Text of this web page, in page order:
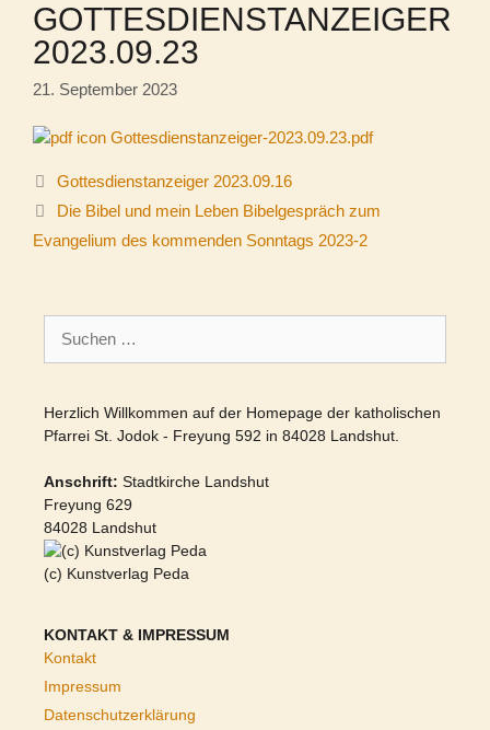
GOTTESDIENSTANZEIGER
2023.09.23
21. September 2023
Gottesdienstanzeiger-2023.09.23.pdf
Gottesdienstanzeiger 2023.09.16
Die Bibel und mein Leben Bibelgespräch zum
Evangelium des kommenden Sonntags 2023-2
nach:
Herzlich Willkommen auf der Homepage der katholischen
Pfarrei St. Jodok - Freyung 592 in 84028 Landshut.
Anschrift: Stadtkirche Landshut
Freyung 629
84028 Landshut
(c) Kunstverlag Peda
KONTAKT & IMPRESSUM
Kontakt
Impressum
Datenschutzerklärung